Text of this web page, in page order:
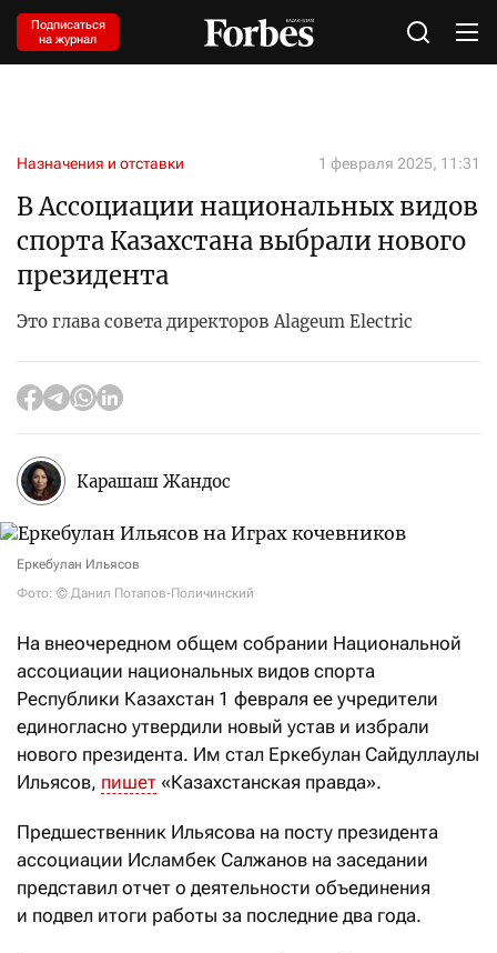
Подписаться
на журнал
Назначения и отставки 1 февраля 2025, 11:31
В Ассоциации национальных видов
спорта Казахстана выбрали нового
президента
Это глава совета директоров Alageum Electric
Карашаш Жандос
Еркебулан Ильясов
Фото: © Данил Потапов-Поличинский
На внеочередном общем собрании Национальной
ассоциации национальных видов спорта
Республики Казахстан 1 февраля ее учредители
единогласно утвердили новый устав и избрали
нового президента. Им стал Еркебулан Сайдуллаулы
Ильясов, пишет «Казахстанская правда».
Предшественник Ильясова на посту президента
ассоциации Исламбек Салжанов на заседании
представил отчет о деятельности объединения
и подвел итоги работы за последние два года.